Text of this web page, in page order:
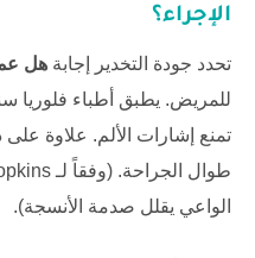
الإجراء؟
تحدد جودة التخدير إجابة هل
للمريض. يطبق أطباء فلوريا
تمنع إشارات الألم. علاوة
طوال الجراحة. (وفقاً لـ
الواعي يقلل صدمة الأنسجة).